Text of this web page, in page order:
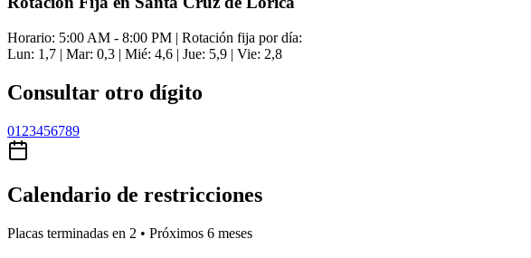
Horario: 5:00 AM - 8:00 PM | Rotación fija por día:
Lun: 1,7 | Mar: 0,3 | Mié: 4,6 | Jue: 5,9 | Vie: 2,8
Consultar otro dígito
01 23456789
Calendario de restricciones
Placas terminadas en 2 • Próximos 6 meses